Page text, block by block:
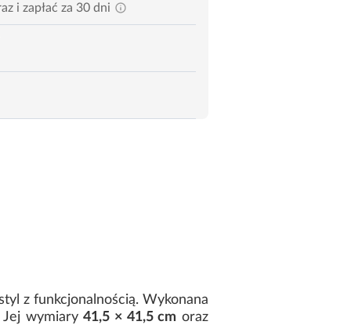
i zapłać za 30 dni
z funkcjonalnością. Wykonana
Jej wymiary41,5 × 41,5 cm oraz